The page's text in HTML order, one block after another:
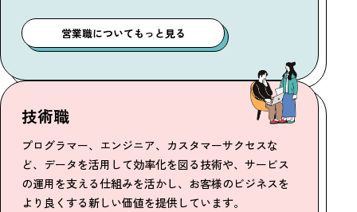
営業職についてもっと見る
技術職
プログラマー、エンジニア、カスタマーサクセスな
ど、データを活用して効率化を図る技術や、サービス
の運用を支える仕組みを活かし、お客様のビジネスを
より良くする新しい価値を提供しています。